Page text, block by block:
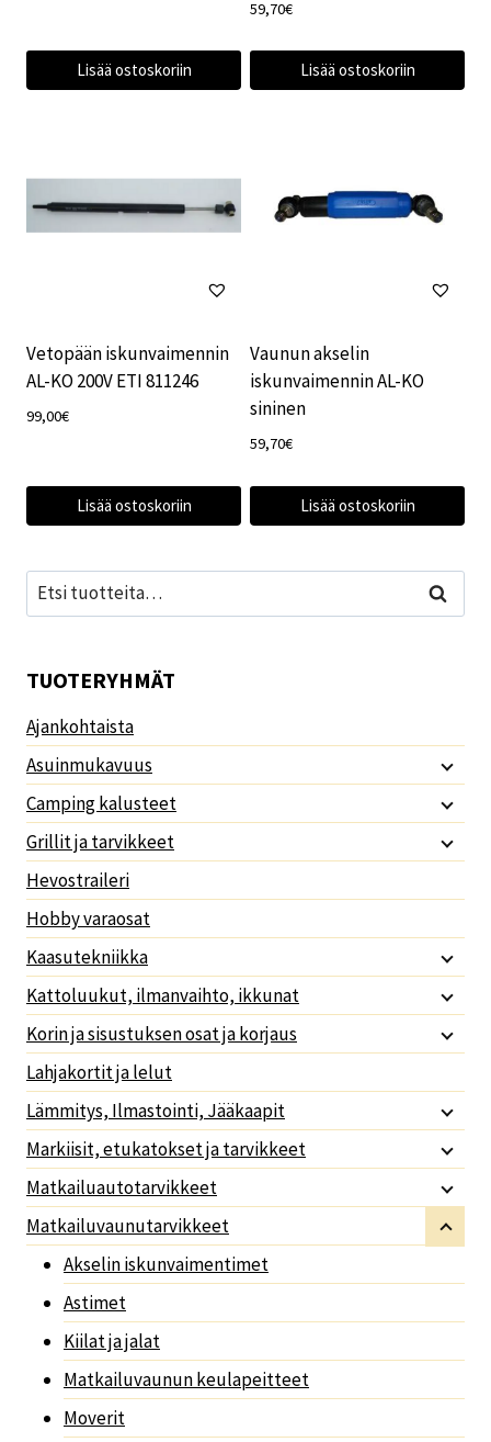
Lisää ostoskoriin
59,70€
Lisää ostoskoriin
Vetopään iskunvaimennin
AL-KO 200V ETI 811246
99,00€
Lisää ostoskoriin
Vaunun akselin
iskunvaimennin AL-KO
sininen
59,70€
Lisää ostoskoriin
Etsi: Haku
TUOTERYHMÄT
Ajankohtaista
Asuinmukavuus
Camping kalusteet
Grillit ja tarvikkeet
Hevostraileri
Hobby varaosat
Kaasutekniikka
Kattoluukut, ilmanvaihto, ikkunat
Korin ja sisustuksen osat ja korjaus
Lahjakortit ja lelut
Lämmitys, Ilmastointi, Jääkaapit
Markiisit, etukatokset ja tarvikkeet
Matkailuautotarvikkeet
Matkailuvaunutarvikkeet
Akselin iskunvaimentimet
Astimet
Kiilat ja jalat
Matkailuvaunun keulapeitteet
Moverit